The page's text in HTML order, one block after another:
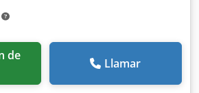
Llamar